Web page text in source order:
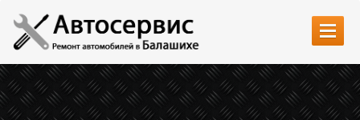
Главная
Услуги